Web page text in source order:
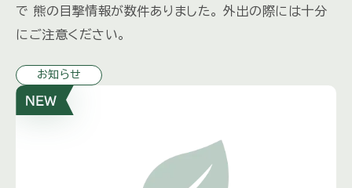
で 熊の目撃情報が数件ありました。 外出の際には十分
にご注意ください。
お知らせ